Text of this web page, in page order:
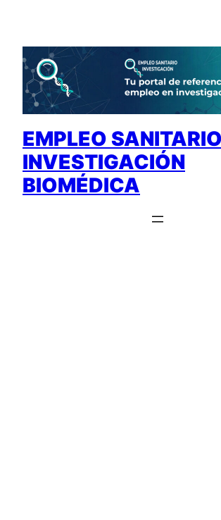
contenido
EMPLEO
INVESTIGACIÓN
BIOMÉDICA